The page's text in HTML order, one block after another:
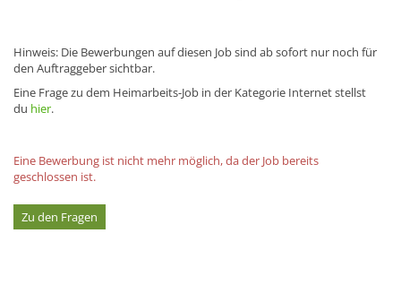
Hinweis: Die Bewerbungen auf diesen Job sind ab sofort nur noch für
den Auftraggeber sichtbar.
Eine Frage zu dem Heimarbeits-Job in der Kategorie Internet stellst
du hier.
Eine Bewerbung ist nicht mehr möglich, da der Job bereits
geschlossen ist.
Zu den Fragen